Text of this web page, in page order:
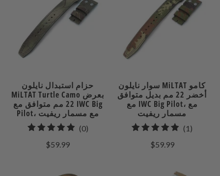
حزام استبدال نايلون
MiLTAT Turtle Camo بعرض
22 مم متوافق مع IWC Big
Pilot، مع مسمار ريفيت
(0)0
$59.99
سوار نايلون MiLTAT كامو
أخضر 22 مم بديل متوافق
مع IWC Big Pilot، مع
مسمار ريفيت
(1)
$59.99